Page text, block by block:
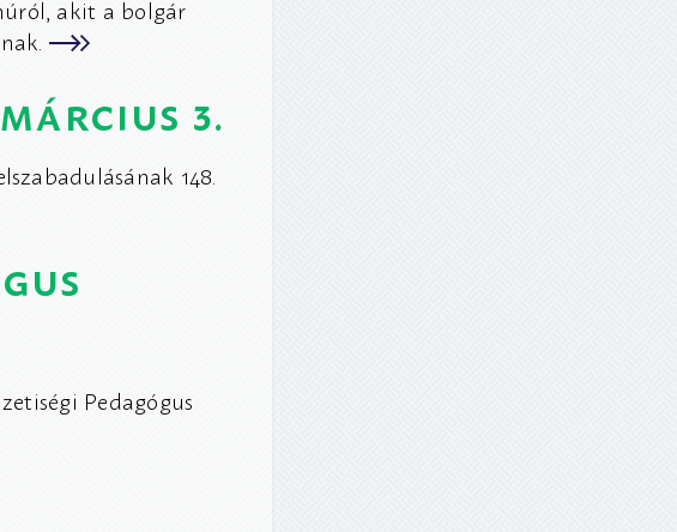
akit a bolgár
3.
148.
Pedagógus